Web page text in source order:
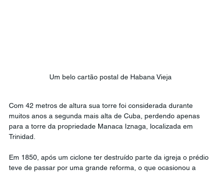
Um belo cartão postal de Habana Vieja
Com 42 metros de altura sua torre foi considerada durante
muitos anos a segunda mais alta de Cuba, perdendo apenas
para a torre da propriedade Manaca Iznaga, localizada em
Trinidad.
Em 1850, após um ciclone ter destruído parte da igreja o prédio
teve de passar por uma grande reforma, o que ocasionou a